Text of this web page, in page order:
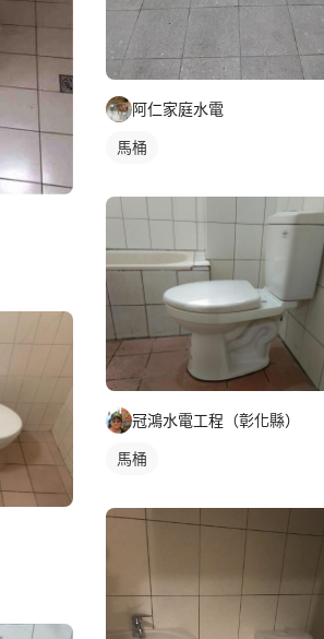
阿仁家庭水電
馬桶
冠鴻水電工程（彰化縣）
馬桶